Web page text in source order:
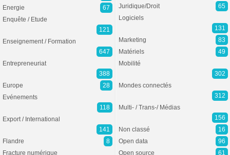
Energie
67
Enquête / Etude
121
Enseignement / Formation
647
Entrepreneuriat
388
Europe
28
Evénements
118
Export / International
141
Flandre
8
Fracture numérique
Juridique/Droit
65
Logiciels
131
Marketing
83
Matériels
49
Mobilité
302
Mondes connectés
312
Multi- / Trans-/ Médias
156
Non classé
16
Open data
96
Open source
61